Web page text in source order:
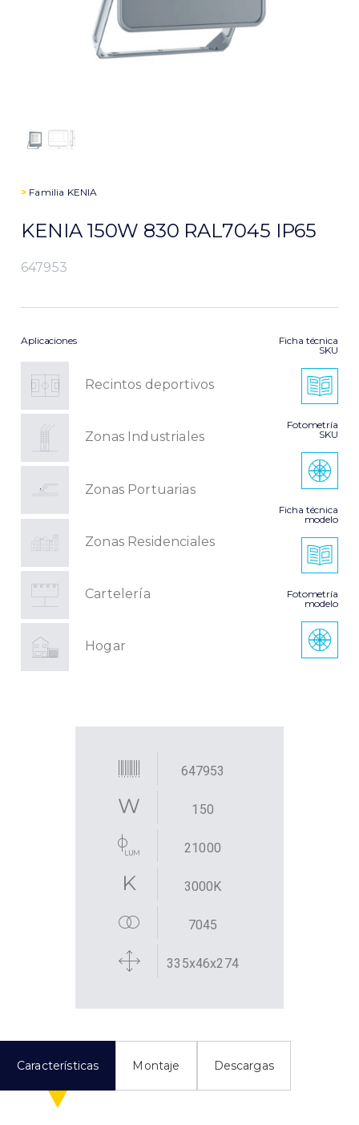
> Familia KENIA
KENIA 150W 830 RAL7045 IP65
647953
Aplicaciones
Recintos deportivos
Zonas Industriales
Zonas Portuarias
Zonas Residenciales
Cartelería
Hogar
Ficha técnica
SKU
Fotometría
SKU
Ficha técnica
modelo
Fotometría
modelo
647953
150
21000
3000K
7045
335x46x274
Características Montaje Descargas